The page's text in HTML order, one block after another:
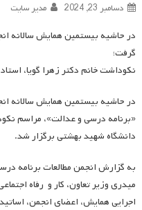
دسامبر 23, 2024 مدیر سایت
در حاشیه بیستمین همایش سالانه
گرفت؛
نکوداشت خانم دکتر زهرا گویا،
در حاشیه بیستمین همایش سالانه
«برنامه درسی و عدالت»، مراسم
دانشگاه شهید بهشتی برگزار شد.
به گزارش انجمن مطالعات برنامه
میدری وزیر تعاون، کار و رفاه
اجرایی همایش، اعضای انجمن،